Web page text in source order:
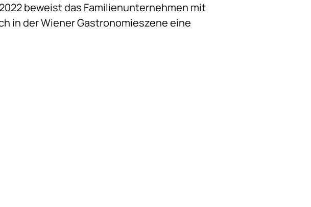
beweist das Familienunternehmen mit
in der Wiener Gastronomieszene eine